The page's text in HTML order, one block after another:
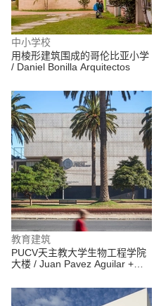
中小学校
用棱形建筑围成的哥伦比亚小学
/ Daniel Bonilla Arquitectos
教育建筑
PUCV天主教大学生物工程学院
大楼 / Juan Pavez Aguilar +
Fernando Miranda Monreal